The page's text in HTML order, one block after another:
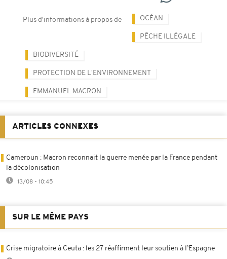
Plus d'informations à propos de OCÉAN
PÊCHE ILLÉGALE
BIODIVERSITÉ
PROTECTION DE L'ENVIRONNEMENT
EMMANUEL MACRON
ARTICLES CONNEXES
Cameroun : Macron reconnait la guerre menée par la France pendant
la décolonisation
13/08 - 10:45
SUR LE MÊME PAYS
Crise migratoire à Ceuta : les 27 réaffirment leur soutien à l’Espagne